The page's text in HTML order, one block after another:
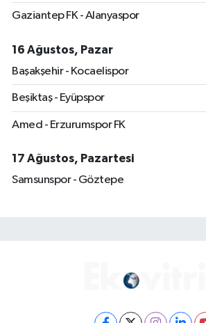
Gaziantep FK - Alanyaspor
16 Ağustos, Pazar
Başakşehir - Kocaelispor
Beşiktaş - Eyüpspor
Amed - Erzurumspor FK
17 Ağustos, Pazartesi
Samsunspor - Göztepe